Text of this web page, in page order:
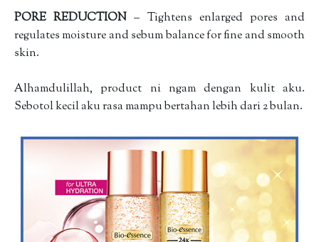
PORE REDUCTION– Tightens enlarged pores and
regulates moisture and sebum balance for fine and smooth
skin.
Alhamdulillah, product ni ngam dengan kulit aku.
Sebotol kecil aku rasa mampu bertahan lebih dari 2 bulan.